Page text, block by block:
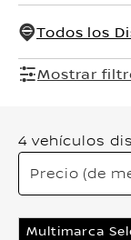
Todos los
Mostrar
4 vehículos
Multimarca